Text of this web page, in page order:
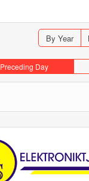
By Year
Preceding Day